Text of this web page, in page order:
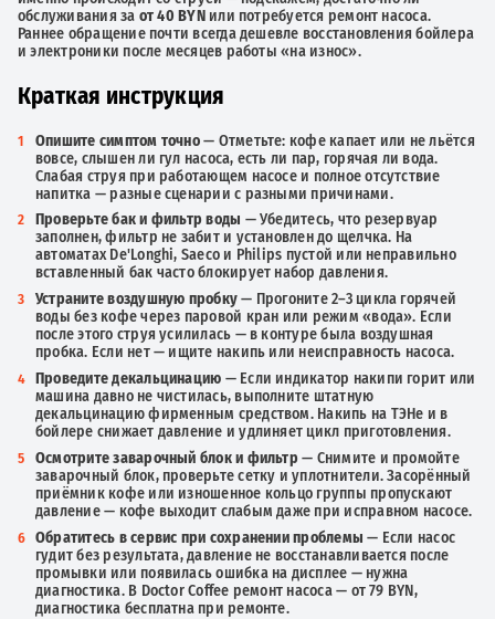
обслуживания за от 40 BYNили потребуется ремонт насоса.
Раннее обращение почти всегда дешевле восстановления бойлера
и электроники после месяцев работы «на износ».
Краткая инструкция
Опишите симптом точно— Отметьте: кофе капает или не льётся
вовсе, слышен ли гул насоса, есть ли пар, горячая ли вода.
Слабая струя при работающем насосе и полное отсутствие
напитка — разные сценарии с разными причинами.
Проверьте бак и фильтр воды — Убедитесь, что резервуар
заполнен, фильтр не забит и установлен до щелчка. На
автоматах De'Longhi, Saeco и Philips пустой или неправильно
вставленный бак часто блокирует набор давления.
Устраните воздушную пробку— Прогоните 2–3 цикла горячей
воды без кофе через паровой кран или режим «вода». Если
после этого струя усилилась — в контуре была воздушная
пробка. Если нет — ищите накипь или неисправность насоса.
Проведите декальцинацию — Если индикатор накипи горит или
машина давно не чистилась, выполните штатную
декальцинацию фирменным средством. Накипь на ТЭНе и в
бойлере снижает давление и удлиняет цикл приготовления.
Осмотрите заварочный блок и фильтр— Снимите и промойте
заварочный блок, проверьте сетку и уплотнители. Засорённый
приёмник кофе или изношенное кольцо группы пропускают
давление — кофе выходит слабым даже при исправном насосе.
Обратитесь в сервис при сохранении проблемы — Если насос
гудит без результата, давление не восстанавливается после
промывки или появилась ошибка на дисплее — нужна
диагностика. В Doctor Coffee ремонт насоса — от 79 BYN,
диагностика бесплатна при ремонте.